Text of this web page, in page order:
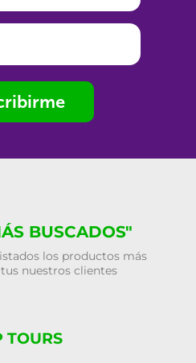
BUSCADOS"
los productos más
nuestros clientes
TOURS